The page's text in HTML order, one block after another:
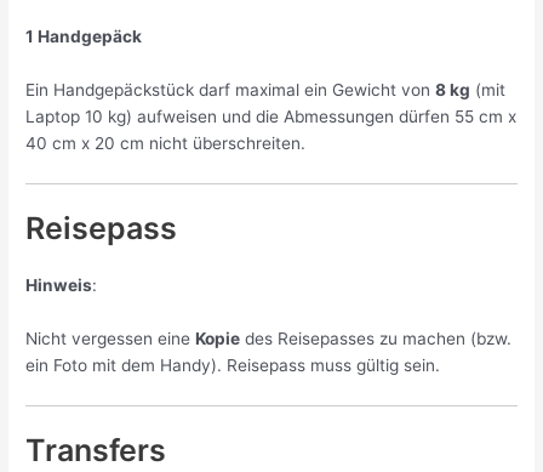
1 Handgepäck
Ein Handgepäckstück darf maximal ein Gewicht von8 kg (mit
Laptop 10 kg) aufweisen und die Abmessungen dürfen 55 cm x
40 cm x 20 cm nicht überschreiten.
Reisepass
Hinweis:
Nicht vergessen eineKopie des Reisepasses zu machen (bzw.
ein Foto mit dem Handy). Reisepass muss gültig sein.
Transfers